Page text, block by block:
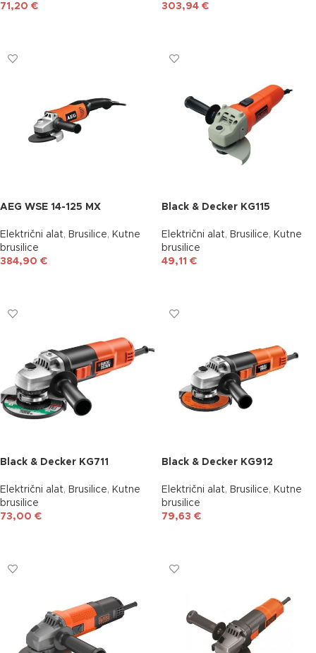
71,20 € 303,94 €
AEG WSE 14-125 MX
Električni alat, Brusilice, Kutne
brusilice
384,90 €
Black & Decker KG115
Električni alat, Brusilice, Kutne
brusilice
49,11 €
Black & Decker KG711
Električni alat, Brusilice, Kutne
brusilice
73,00 €
Black & Decker KG912
Električni alat, Brusilice, Kutne
brusilice
79,63 €